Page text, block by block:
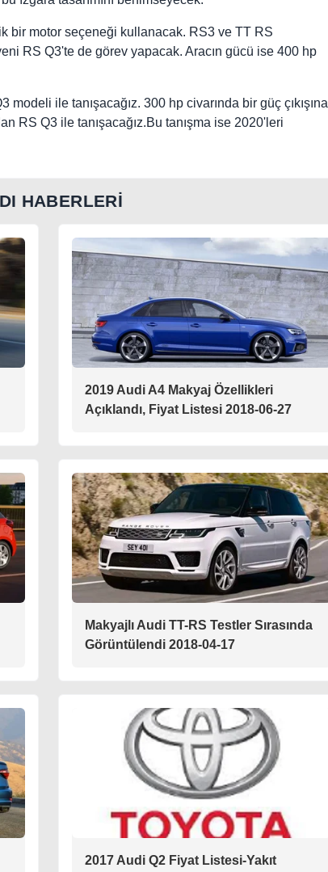
bir motor seçeneği kullanacak. RS3 ve TT RS
RS Q3'te de görev yapacak. Aracın gücü ise 400 hp
ile tanışacağız. 300 hp civarında bir güç çıkışına
RS Q3 ile tanışacağız.Bu tanışma ise 2020'leri
HABERLERİ
2019 Audi A4 Makyaj Özellikleri
Açıklandı, Fiyat Listesi 2018-06-27
Makyajlı Audi TT-RS Testler Sırasında
Görüntülendi 2018-04-17
2017 Audi Q2 Fiyat Listesi-Yakıt